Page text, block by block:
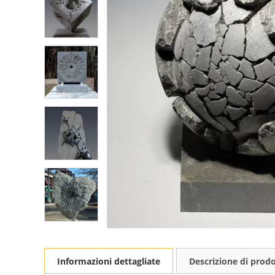
Informazioni dettagliate Descrizione di